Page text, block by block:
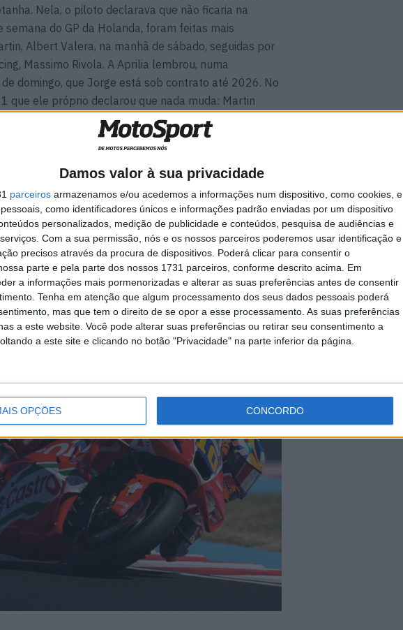
Damos valor à sua privacidade
parceiros armazenamos e/ou acedemos a informações num dispositivo, como cookies, e
como identificadores únicos e informações padrão enviadas por um dispositivo
personalizados, medição de publicidade e conteúdos, pesquisa de audiências e
Com a sua permissão, nós e os nossos parceiros poderemos usar identificação e
precisos através da procura de dispositivos. Poderá clicar para consentir o
parte e pela parte dos nossos 1731 parceiros, conforme descrito acima. Em
a informações mais pormenorizadas e alterar as suas preferências antes de consentir
Tenha em atenção que algum processamento dos seus dados pessoais poderá
mas que tem o direito de se opor a esse processamento. As suas preferências
a este website. Você pode alterar suas preferências ou retirar seu consentimento a
a este site e clicando no botão "Privacidade" na parte inferior da página.
OPÇÕES CONCORDO
Nela, o piloto declarava que não ficaria na
do GP da Holanda, foram feitas mais
Albert Valera, na manhã de sábado, seguidas por
Massimo Rivola. A Aprilia lembrou, numa
domingo, que Jorge está sob contrato até 2026. No
que ele próprio declarou que nada muda: Martin
esperança de outros pilotos de que uma Aprilia de
se, «The Martinator» permanece onde está.
Cup
MotoGP: Bagnaia acredita
numa segunda metade da
época mais equilibrada
5 AGOSTO, 2026